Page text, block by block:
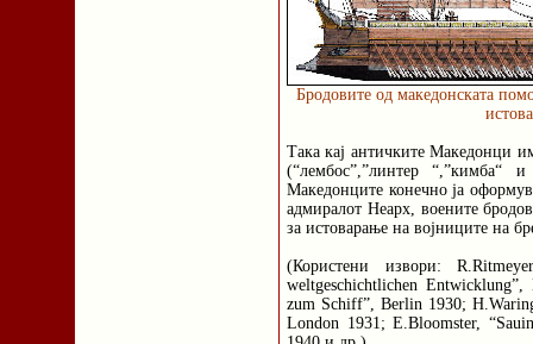
Бродовите од македонската
Така кај античките Македонци
(“лембос”,”линтер
Македонците конечно ја
адмиралот Неарх, воените
за истоварање на војниците на
(Користени извори:
weltgeschichtlichen
zum Schiff”, Berlin 1930;
London 1931; E.Bloomster,